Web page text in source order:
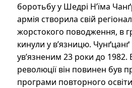
боротьбу у Шедрі Н’їма
армія створила свій
жорстокого поводження, в
кинули у в’язницю.
ув’язненим 23 роки до 1982.
революції він повинен був
програми повторного